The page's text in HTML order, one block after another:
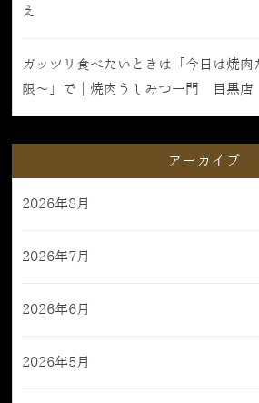
え
ガッツリ食べたいときは「今日は焼肉
限〜」で｜焼肉うしみつ一門 目黒店
アーカイブ
2026年8月
2026年7月
2026年6月
2026年5月